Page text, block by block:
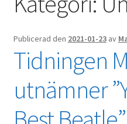
Evenemang
Artiklar
Om oss
Kontakt
Publicerad den 2021-01-23 av
Tidningen
utnämner